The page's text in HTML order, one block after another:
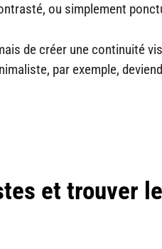
ou simplement
de créer une continuité
par exemple,
et trouver